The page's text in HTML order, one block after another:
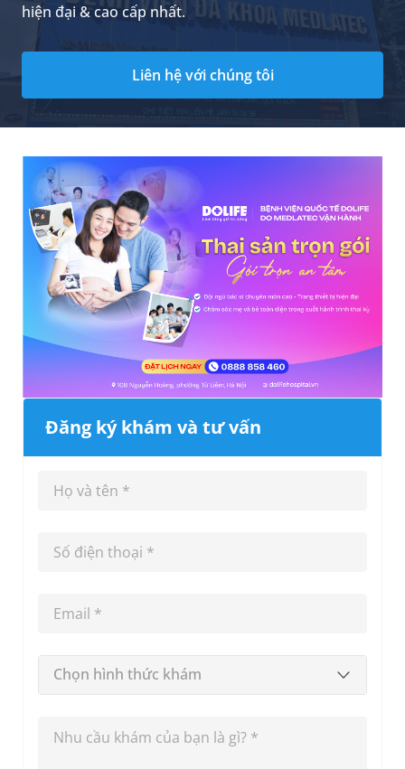
hiện đại & cao cấp nhất.
Liên hệ với chúng tôi
Đăng ký khám và tư vấn
Chọn hình thức khám